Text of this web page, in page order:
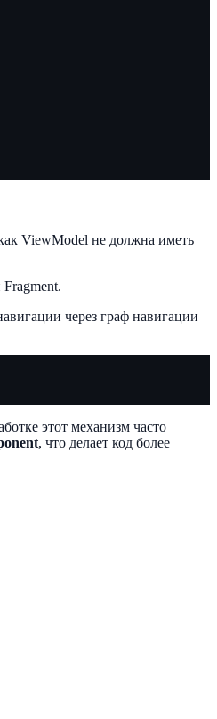
ViewModel не должна иметь
через граф навигации
этот механизм часто
, что делает код более